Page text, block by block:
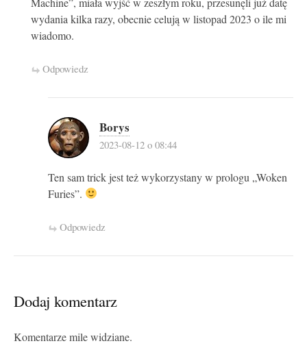
wydania kilka razy, obecnie celują w listopad 2023 o ile mi
wiadomo.
Odpowiedz
Borys
2023-08-12 o 08:44
Ten sam trick jest też wykorzystany w prologu „Woken
Furies”.
Odpowiedz
Dodaj komentarz
Komentarze mile widziane.